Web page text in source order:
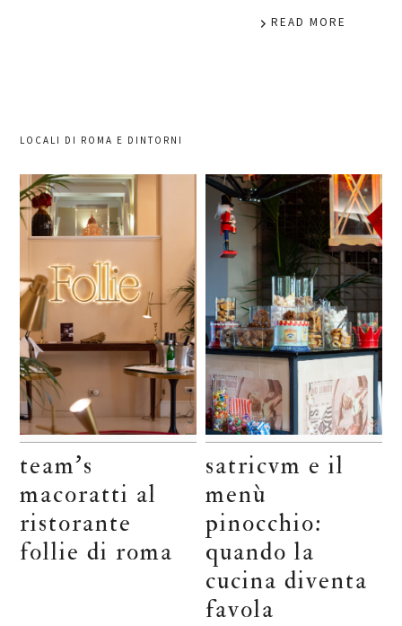
READ MORE
LOCALI DI ROMA E DINTORNI
team’s
macoratti al
ristorante
follie di roma
satricvm e il
menù
pinocchio:
quando la
cucina diventa
favola